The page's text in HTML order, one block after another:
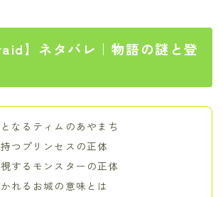
】ネタバレ｜物語の謎と登
なるティムのあやまち
つプリンセスの正体
するモンスターの正体
れるお城の意味とは